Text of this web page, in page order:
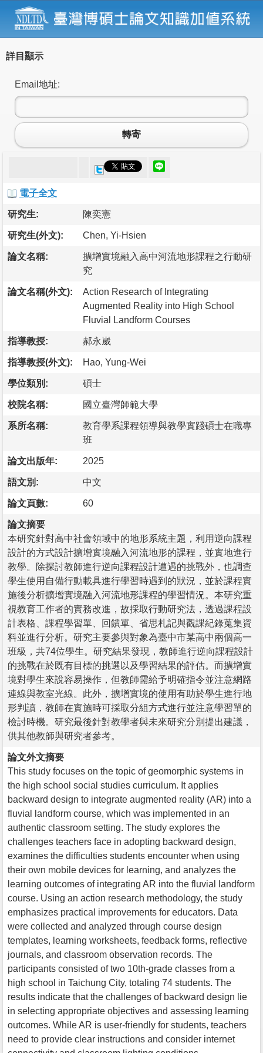
詳目顯示
Email地址:
轉寄
電子全文
研究生: 陳奕憲
研究生(外文): Chen, Yi-Hsien
論文名稱:
擴增實境融入高中河流地形課程之行動研
究
論文名稱(外文):
Action Research of Integrating
Augmented Reality into High School
Fluvial Landform Courses
指導教授: 郝永崴
指導教授(外文): Hao, Yung-Wei
學位類別: 碩士
校院名稱: 國立臺灣師範大學
系所名稱:
教育學系課程領導與教學實踐碩士在職專
班
論文出版年: 2025
語文別: 中文
論文頁數: 60
論文摘要
本研究針對高中社會領域中的地形系統主題，利用逆向課程
設計的方式設計擴增實境融入河流地形的課程，並實地進行
教學。除探討教師進行逆向課程設計遭遇的挑戰外，也調查
學生使用自備行動載具進行學習時遇到的狀況，並於課程實
施後分析擴增實境融入河流地形課程的學習情況。本研究重
視教育工作者的實務改進，故採取行動研究法，透過課程設
計表格、課程學習單、回饋單、省思札記與觀課紀錄蒐集資
料並進行分析。研究主要參與對象為臺中市某高中兩個高一
班級，共74位學生。研究結果發現，教師進行逆向課程設計
的挑戰在於既有目標的挑選以及學習結果的評估。而擴增實
境對學生來說容易操作，但教師需給予明確指令並注意網路
連線與教室光線。此外，擴增實境的使用有助於學生進行地
形判讀，教師在實施時可採取分組方式進行並注意學習單的
檢討時機。研究最後針對教學者與未來研究分別提出建議，
供其他教師與研究者參考。
論文外文摘要
This study focuses on the topic of geomorphic systems in
the high school social studies curriculum. It applies
backward design to integrate augmented reality (AR) into a
fluvial landform course, which was implemented in an
authentic classroom setting. The study explores the
challenges teachers face in adopting backward design,
examines the difficulties students encounter when using
their own mobile devices for learning, and analyzes the
learning outcomes of integrating AR into the fluvial landform
course. Using an action research methodology, the study
emphasizes practical improvements for educators. Data
were collected and analyzed through course design
templates, learning worksheets, feedback forms, reflective
journals, and classroom observation records. The
participants consisted of two 10th-grade classes from a
high school in Taichung City, totaling 74 students. The
results indicate that the challenges of backward design lie
in selecting appropriate objectives and assessing learning
outcomes. While AR is user-friendly for students, teachers
need to provide clear instructions and consider internet